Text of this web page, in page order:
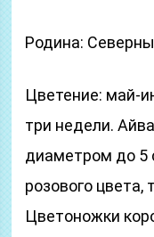
Родина:
Цветение: май-
три недели.
диаметром до 5
розового
Цветоножки